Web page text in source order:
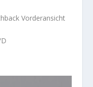
Vorderansicht